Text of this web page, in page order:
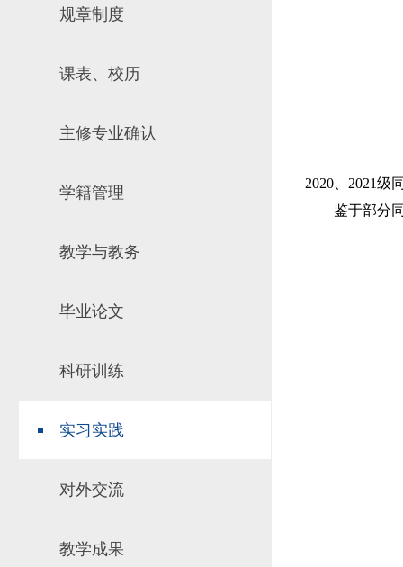
规章制度
课表、校历
主修专业确认
学籍管理
教学与教务
毕业论文
科研训练
实习实践
对外交流
教学成果
2020 2021级
鉴于部分